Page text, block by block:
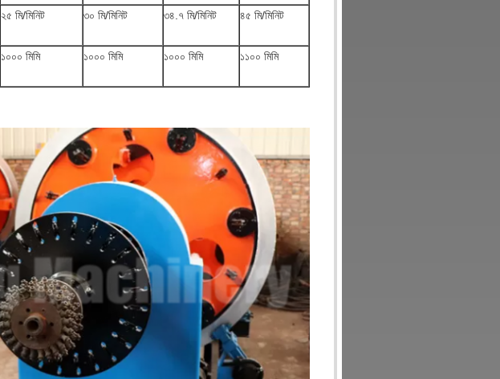
২৫ মি/মিনিট ৩০ মি/মিনিট ৩৪.৭ মি/মিনিট ৪৫ মি/মিনিট
১০০০ মিমি ১০০০ মিমি ১০০০ মিমি ১১০০ মিমি